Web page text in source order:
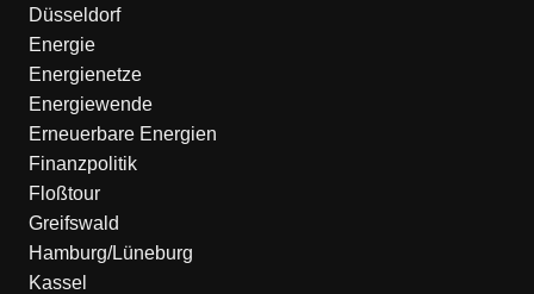
Düsseldorf
Energie
Energienetze
Energiewende
Erneuerbare Energien
Finanzpolitik
Floßtour
Greifswald
Hamburg/Lüneburg
Kassel